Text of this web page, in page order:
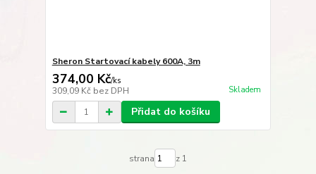
Sheron Startovací kabely 600A, 3m
374,00 Kč/ks
309,09 Kč bez DPH Skladem
Přidat do košíku
strana z 1